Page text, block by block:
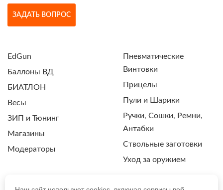
ЗАДАТЬ ВОПРОС
EdGun
Баллоны ВД
БИАТЛОН
Весы
ЗИП и Тюнинг
Магазины
Модераторы
Пневматические
Винтовки
Прицелы
Пули и Шарики
Ручки, Сошки, Ремни,
Антабки
Ствольные заготовки
Уход за оружием